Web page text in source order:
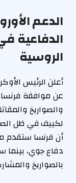
الدعم
الدفاعية
الروسية
أعلن الرئيس
عن موافقة فرنسا
والصواريخ
لكييف في ظل
دفاع جوي، بينما
بالصواريخ